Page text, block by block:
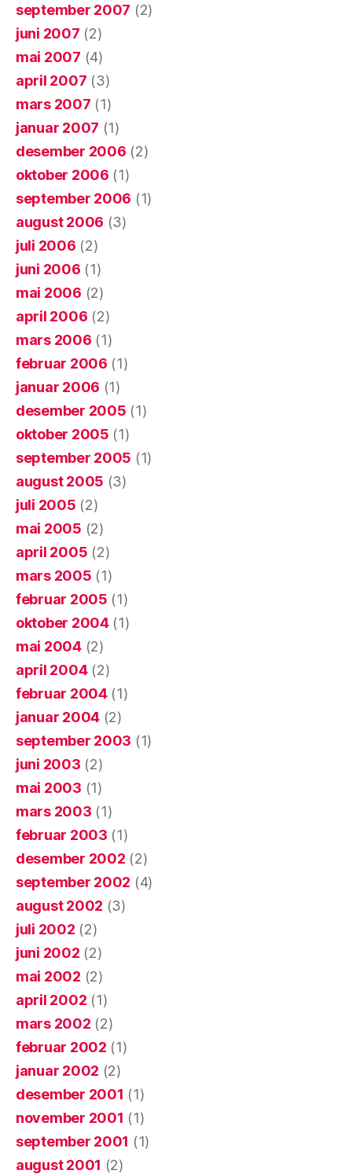
september 2007 (2)
juni 2007 (2)
mai 2007 (4)
april 2007 (3)
mars 2007 (1)
januar 2007 (1)
desember 2006 (2)
oktober 2006 (1)
september 2006 (1)
august 2006 (3)
juli 2006 (2)
juni 2006 (1)
mai 2006 (2)
april 2006 (2)
mars 2006 (1)
februar 2006 (1)
januar 2006 (1)
desember 2005 (1)
oktober 2005 (1)
september 2005 (1)
august 2005 (3)
juli 2005 (2)
mai 2005 (2)
april 2005 (2)
mars 2005 (1)
februar 2005 (1)
oktober 2004(1)
mai 2004(2)
april 2004(2)
februar 2004(1)
januar 2004 (2)
september 2003 (1)
juni 2003 (2)
mai 2003 (1)
mars 2003 (1)
februar 2003 (1)
desember 2002 (2)
september 2002 (4)
august 2002 (3)
juli 2002 (2)
juni 2002 (2)
mai 2002 (2)
april 2002 (1)
mars 2002 (2)
februar 2002 (1)
januar 2002 (2)
desember 2001 (1)
november 2001 (1)
september 2001 (1)
august 2001 (2)